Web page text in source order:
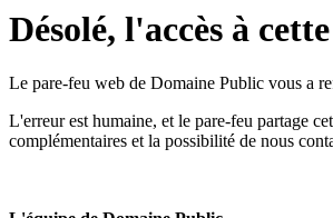
Désolé, l'accès à
Le pare-feu web de Domaine Public vous a
L'erreur est humaine, et le pare-feu partage
complémentaires et la possibilité de nous